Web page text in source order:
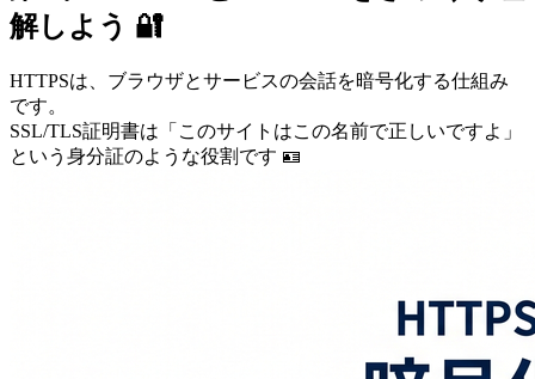
解しよう 🔐
HTTPSは、ブラウザとサービスの会話を暗号化する仕組み
です。
SSL/TLS証明書は「このサイトはこの名前で正しいですよ」
という身分証のような役割です 🪪